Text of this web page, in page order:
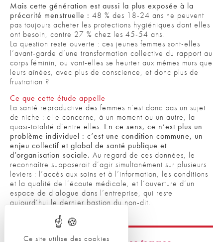
Ce site utilise des cookies
Mais cette génération est aussi la plus exposée à la
précarité menstruelle : 48 % des 18-24 ans ne peuvent
pas toujours acheter les protections hygiéniques dont elles
ont besoin, contre 27 % chez les 45-54 ans.
La question reste ouverte : ces jeunes femmes sont-elles
l’avant-garde d’une transformation collective du rapport au
corps féminin, ou vont-elles se heurter aux mêmes murs que
leurs aînées, avec plus de conscience, et donc plus de
frustration ?
Ce que cette étude appelle
La santé reproductive des femmes n’est donc pas un sujet
de niche : elle concerne, à un moment ou un autre, la
quasi-totalité d’entre elles. En ce sens, ce n’est plus un
problème individuel : c’est une condition commune, un
enjeu collectif et global de santé publique et
d’organisation sociale. Au regard de ces données, le
reconnaître supposerait d’agir simultanément sur plusieurs
leviers : l’accès aux soins et à l’information, les conditions
et la qualité de l’écoute médicale, et l’ouverture d’un
espace de dialogue dans l’entreprise, qui reste
aujourd’hui le dernier bastion du non-dit.